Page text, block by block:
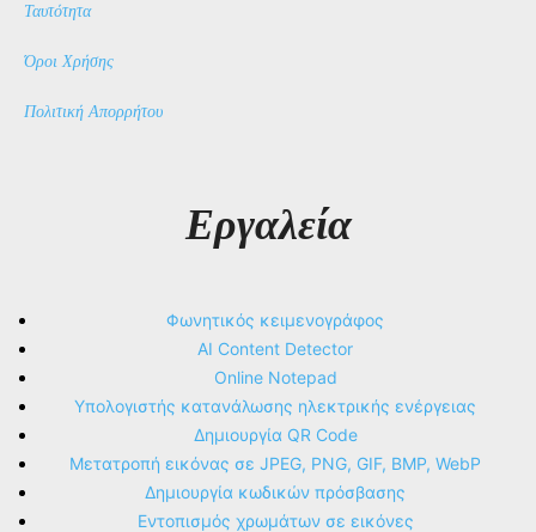
Ταυτότητα
Όροι Χρήσης
Πολιτική Απορρήτου
Εργαλεία
Φωνητικός κειμενογράφος
AI Content Detector
Online Notepad
Υπολογιστής κατανάλωσης ηλεκτρικής ενέργειας
Δημιουργία QR Code
Μετατροπή εικόνας σε JPEG, PNG, GIF, BMP, WebP
Δημιουργία κωδικών πρόσβασης
Εντοπισμός χρωμάτων σε εικόνες